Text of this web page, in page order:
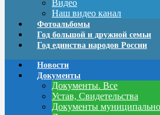
Видео
Наш видео канал
Фотоальбомы
Год большой и дружной семьи
Год единства народов России
Новости
Документы
Документы. Все
Устав, Свидетельства
Документы